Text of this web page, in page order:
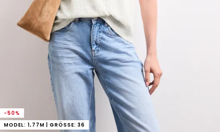
-50%
MODEL: 1,77M | GRÖSSE: 36